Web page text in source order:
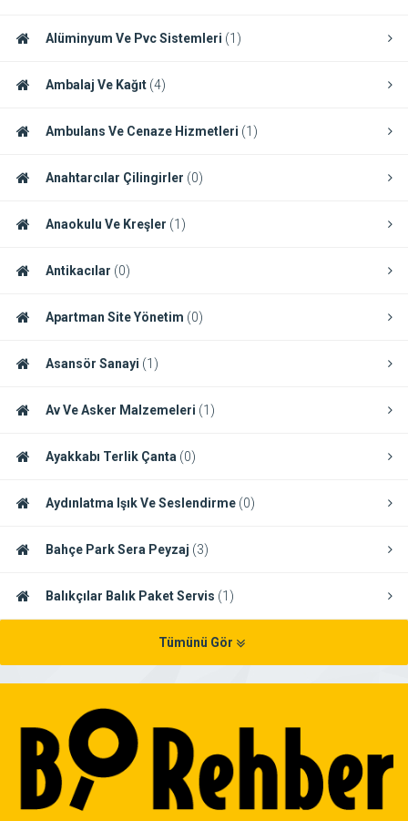
Alüminyum Ve Pvc Sistemleri (1)
Ambalaj Ve Kağıt (4)
Ambulans Ve Cenaze Hizmetleri (1)
Anahtarcılar Çilingirler (0)
Anaokulu Ve Kreşler (1)
Antikacılar (0)
Apartman Site Yönetim (0)
Asansör Sanayi (1)
Av Ve Asker Malzemeleri (1)
Ayakkabı Terlik Çanta (0)
Aydınlatma Işık Ve Seslendirme (0)
Bahçe Park Sera Peyzaj (3)
Balıkçılar Balık Paket Servis (1)
Tümünü Gör